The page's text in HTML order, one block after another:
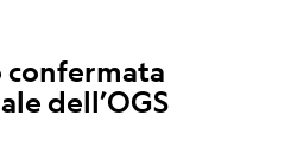
confermata
dell’OGS